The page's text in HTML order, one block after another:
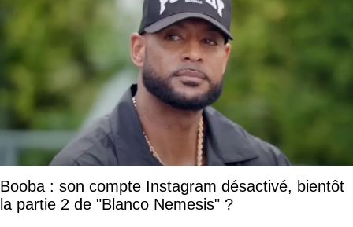
Booba : son compte Instagram désactivé, bientôt
la partie 2 de "Blanco Nemesis" ?